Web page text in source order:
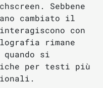
Sebbene
cambiato il
con
rimane
si
per testi più